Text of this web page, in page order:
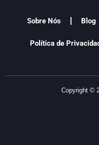
Sobre Nós Blog
Política de
Copyright ©